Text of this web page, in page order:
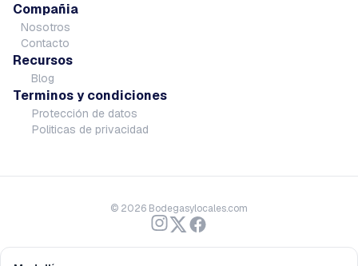
Compañia
Nosotros
Contacto
Recursos
Blog
Terminos y condiciones
Protección de datos
Politicas de privacidad
© 2026 Bodegasylocales.com